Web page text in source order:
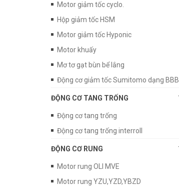
Motor giảm tốc cyclo.
Hộp giảm tốc HSM
Motor giảm tốc Hyponic
Motor khuấy
Mơ tơ gạt bùn bể lắng
Động cơ giảm tốc Sumitomo dạng BBB
ĐỘNG CƠ TANG TRỐNG
Động cơ tang trống
Động cơ tang trống interroll
ĐỘNG CƠ RUNG
Motor rung OLI MVE
Motor rung YZU,YZD,YBZD